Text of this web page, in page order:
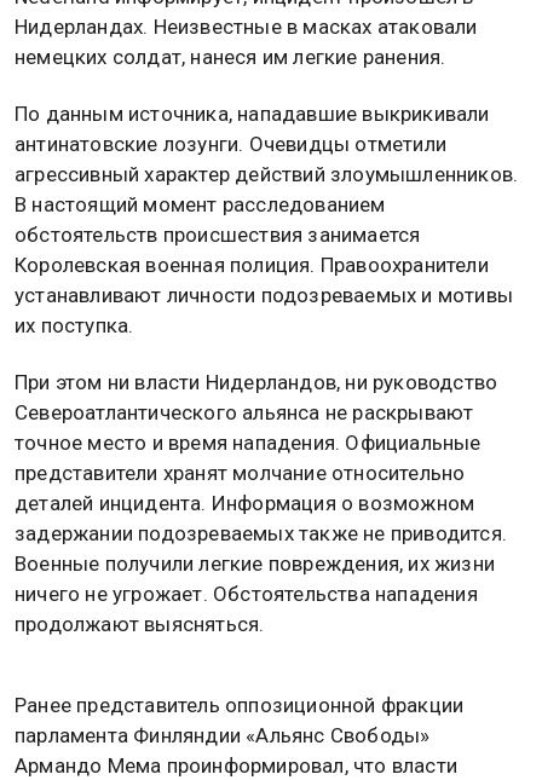
Нидерландах. Неизвестные в масках атаковали
немецких солдат, нанеся им легкие ранения.
По данным источника, нападавшие выкрикивали
антинатовские лозунги. Очевидцы отметили
агрессивный характер действий злоумышленников.
В настоящий момент расследованием
обстоятельств происшествия занимается
Королевская военная полиция. Правоохранители
устанавливают личности подозреваемых и мотивы
их поступка.
При этом ни власти Нидерландов, ни руководство
Североатлантического альянса не раскрывают
точное место и время нападения. Официальные
представители хранят молчание относительно
деталей инцидента. Информация о возможном
задержании подозреваемых также не приводится.
Военные получили легкие повреждения, их жизни
ничего не угрожает. Обстоятельства нападения
продолжают выясняться.
Ранее представитель оппозиционной фракции
парламента Финляндии «Альянс Свободы»
Армандо Мема проинформировал, что власти